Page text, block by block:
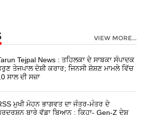
VIEW MORE...
Tejpal News : ਤਹਿਲਕਾ ਦੇ ਸਾਬਕਾ ਸੰਪਾਦਕ
ਤੇਜਪਾਲ ਦੋਸ਼ੀ ਕਰਾਰ; ਜਿਨਸੀ ਸ਼ੋਸ਼ਣ ਮਾਮਲੇ ਵਿੱਚ
ਸਾਲ ਦੀ ਸਜ਼ਾ
ਮੁਖੀ ਮੋਹਨ ਭਾਗਵਤ ਦਾ ਜੰਤਰ-ਮੰਤਰ ਦੇ
ਬਾਰੇ ਵੱਡਾ ਬਿਆਨ ; ਕਿਹਾ- Gen-Z ਦੇਸ਼